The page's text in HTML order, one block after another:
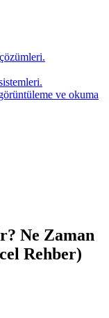
ve okuma
Ne Zaman
Rehber)